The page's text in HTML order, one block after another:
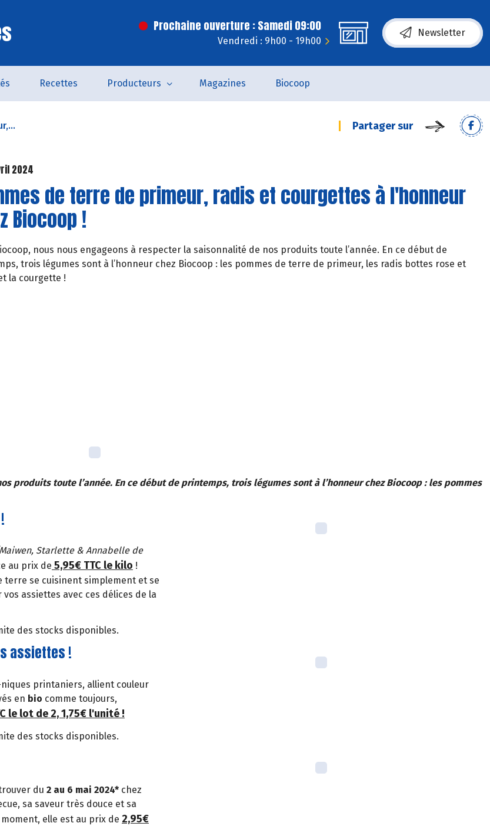
Prochaine ouverture : Samedi 09:00
Vendredi : 9h00 - 19h00
Newsletter
Recettes Producteurs Magazines Biocoop
Partager sur
2024
de terre de primeur, radis et courgettes à l'honneur
Biocoop !
nous nous engageons à respecter la saisonnalité de nos produits toute l’année. En ce début de
trois légumes sont à l’honneur chez Biocoop : les pommes de terre de primeur, les radis bottes rose et
la courgette !
produits toute l’année. En ce début de printemps, trois légumes sont à l’honneur chez Biocoop : les pommes
Starlette & Annabelle de
au prix de 5,95€ TTC le kilo !
terre se cuisinent simplement et se
assiettes avec ces délices de la
des stocks disponibles.
assiettes !
printaniers, allient couleur
en bio comme toujours,
le lot de 2, 1,75€ l'unité !
des stocks disponibles.
du 2 au 6 mai 2024* chez
sa saveur très douce et sa
elle est au prix de 2,95€